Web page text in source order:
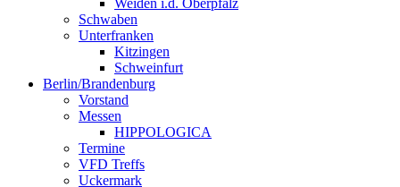
Weiden i.d. Oberpfalz
Schwaben
Unterfranken
Kitzingen
Schweinfurt
Berlin/Brandenburg
Vorstand
Messen
HIPPOLOGICA
Termine
VFD Treffs
Uckermark